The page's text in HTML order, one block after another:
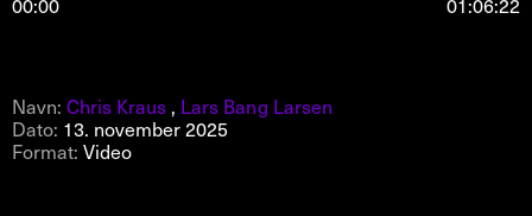
Navn:Chris Kraus , Lars Bang Larsen
Dato: 13. november 2025
Format:Video